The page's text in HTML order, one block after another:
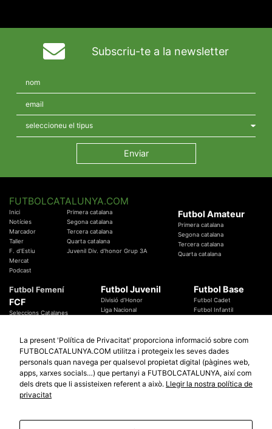
Subscriu-te a la newsletter
FUTBOLCATALUNYA.COM
Inici
Notícies
Marcador
Taller
F. d'Estiu
Mercat
Podcast
Primera catalana
Segona catalana
Tercera catalana
Quarta catalana
Juvenil Div. d'honor Grup 3A
Futbol Amateur
Primera catalana
Segona catalana
Tercera catalana
Quarta catalana
Futbol Femení
FCF
Seleccions Catalanes
Temes Federatius
Futbol Juvenil
Divisió d'Honor
Liga Nacional
Futbol Base
Futbol Cadet
Futbol Infantil
Futbol Catalunya
Promocions
Sortejos
Participació
Especials
Copa Catalunya Absoluta 2019
Copa del Rei 2019 - 2020
La present 'Política de Privacitat' proporciona informació sobre com
FUTBOLCATALUNYA.COM utilitza i protegeix les seves dades
personals quan navega per qualsevol propietat digital (pàgines web,
apps, xarxes socials…) que pertanyi a FUTBOLCATALUNYA, així com
dels drets que li assisteixen referent a això. Llegir la nostra política de
privacitat